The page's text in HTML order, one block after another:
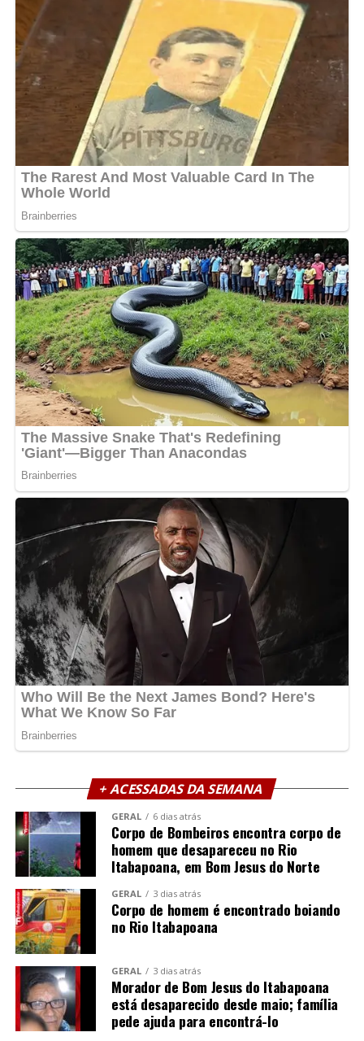
+ ACESSADAS DA SEMANA
GERAL 6 dias atrás
Corpo de Bombeiros encontra corpo de
homem que desapareceu no Rio
Itabapoana, em Bom Jesus do Norte
GERAL 3 dias atrás
Corpo de homem é encontrado boiando
no Rio Itabapoana
GERAL 3 dias atrás
Morador de Bom Jesus do Itabapoana
está desaparecido desde maio; família
pede ajuda para encontrá-lo